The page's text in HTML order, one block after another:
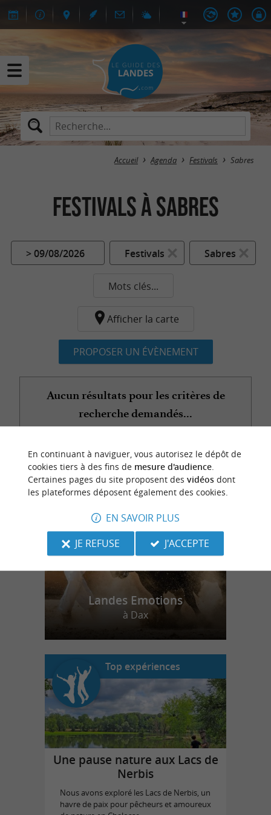
Accueil Agenda Festivals Sabres
Festivals à Sabres
> 09/08/2026 Festivals Sabres
Mots clés...
Afficher la carte
PROPOSER UN ÉVÈNEMENT
Aucun résultats pour les critères de
recherche demandés...
n
o
t
r
e
c
o
u
p
d
e
c
o
e
u
r
Landes Emotions
à Dax
Top expériences
Une pause nature aux Lacs de
Nerbis
Nous avons exploré les Lacs de Nerbis, un
havre de paix pour pêcheurs et amoureux
En continuant à naviguer, vous autorisez le dépôt de
cookies tiers à des fins de mesure d'audience.
Certaines pages du site proposent des vidéosdont
les plateformes déposent également des cookies.
EN SAVOIR PLUS
JE REFUSE
J'ACCEPTE